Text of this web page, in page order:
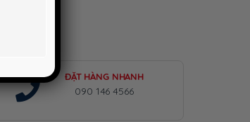
ĐẶT HÀNG NHANH
090 146 4566